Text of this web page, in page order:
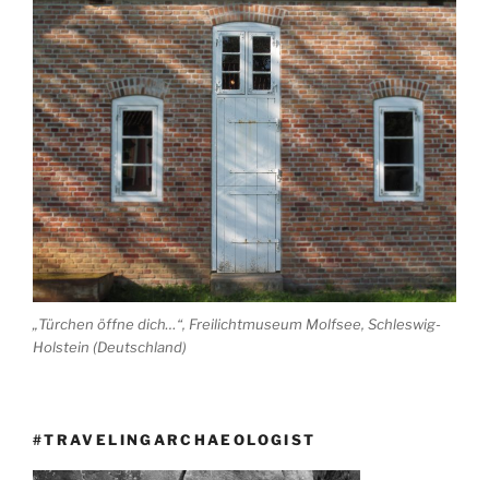
„Türchen öffne dich…“, Freilichtmuseum Molfsee, Schleswig-
Holstein (Deutschland)
#TRAVELINGARCHAEOLOGIST